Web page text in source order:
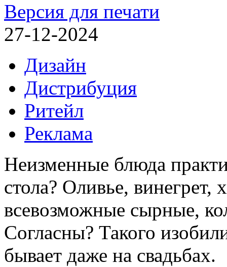
Версия для печати
27-12-2024
Дизайн
Дистрибуция
Ритейл
Реклама
Неизменные блюда
стола? Оливье,
всевозможные сырные,
Согласны? Такого
бывает даже на свадьбах.